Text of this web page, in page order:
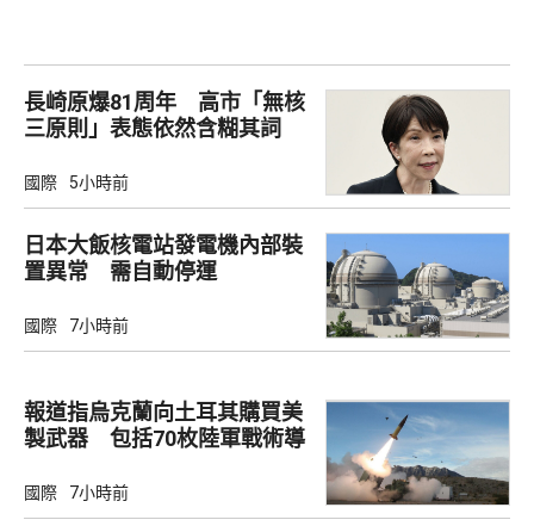
長崎原爆81周年 高市「無核
三原則」表態依然含糊其詞
國際 5小時前
日本大飯核電站發電機內部裝
置異常 需自動停運
國際 7小時前
報道指烏克蘭向土耳其購買美
製武器 包括70枚陸軍戰術導
國際 7小時前